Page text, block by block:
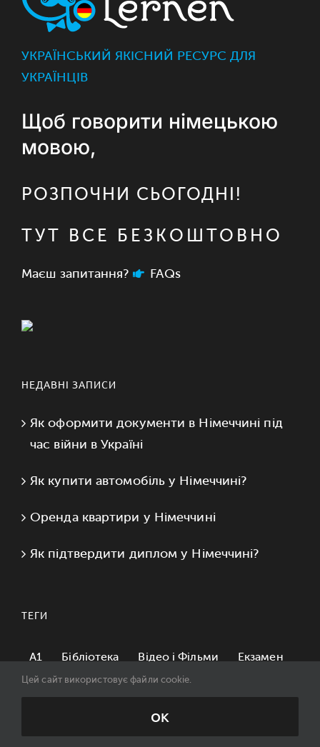
УКРАЇНСЬКИЙ ЯКІСНИЙ РЕСУРС ДЛЯ
УКРАЇНЦІВ
Щоб говорити німецькою
мовою,
РОЗПОЧНИ СЬОГОДНІ!
ТУТ ВСЕ БЕЗКОШТОВНО
Маєш запитання? FAQs
НЕДАВНІ ЗАПИСИ
Як оформити документи в Німеччині під
час війни в Україні
Як купити автомобіль у Німеччині?
Оренда квартири у Німеччині
Як підтвердити диплом у Німеччині?
ТЕГИ
A1 Бібліотека Відео і Фільми Екзамен
Карточки Навчальні ігри
Німецькі діалоги
Цей сайт використовує файли cookie.
OK